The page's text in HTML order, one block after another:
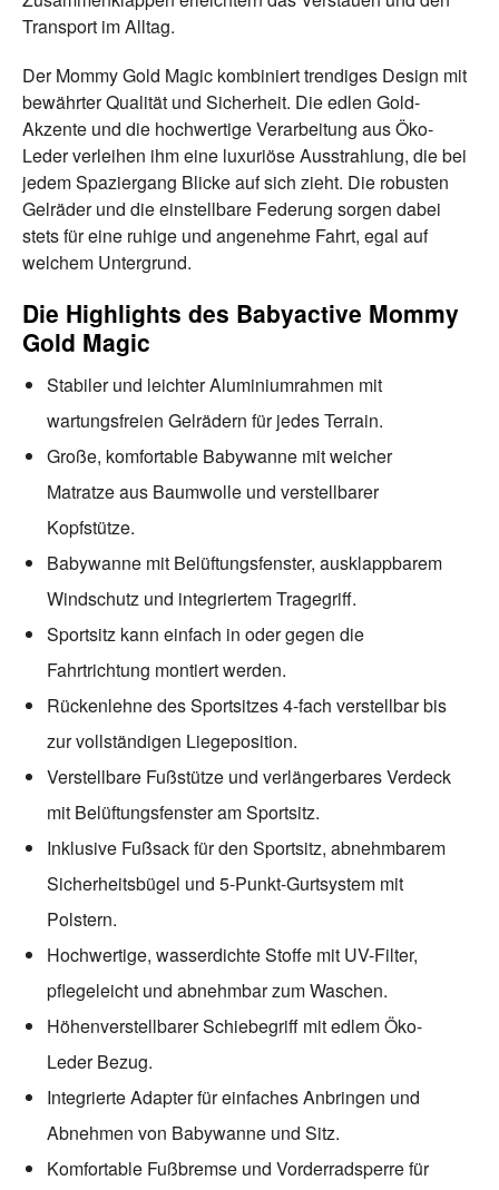
Transport im Alltag.
Der Mommy Gold Magic kombiniert trendiges Design mit
bewährter Qualität und Sicherheit. Die edlen Gold-
Akzente und die hochwertige Verarbeitung aus Öko-
Leder verleihen ihm eine luxuriöse Ausstrahlung, die bei
jedem Spaziergang Blicke auf sich zieht. Die robusten
Gelräder und die einstellbare Federung sorgen dabei
stets für eine ruhige und angenehme Fahrt, egal auf
welchem Untergrund.
Die Highlights des Babyactive Mommy
Gold Magic
Stabiler und leichter Aluminiumrahmen mit
wartungsfreien Gelrädern für jedes Terrain.
Große, komfortable Babywanne mit weicher
Matratze aus Baumwolle und verstellbarer
Kopfstütze.
Babywanne mit Belüftungsfenster, ausklappbarem
Windschutz und integriertem Tragegriff.
Sportsitz kann einfach in oder gegen die
Fahrtrichtung montiert werden.
Rückenlehne des Sportsitzes 4-fach verstellbar bis
zur vollständigen Liegeposition.
Verstellbare Fußstütze und verlängerbares Verdeck
mit Belüftungsfenster am Sportsitz.
Inklusive Fußsack für den Sportsitz, abnehmbarem
Sicherheitsbügel und 5-Punkt-Gurtsystem mit
Polstern.
Hochwertige, wasserdichte Stoffe mit UV-Filter,
pflegeleicht und abnehmbar zum Waschen.
Höhenverstellbarer Schiebegriff mit edlem Öko-
Leder Bezug.
Integrierte Adapter für einfaches Anbringen und
Abnehmen von Babywanne und Sitz.
Komfortable Fußbremse und Vorderradsperre für